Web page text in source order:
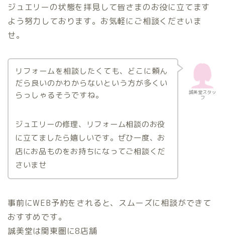
ジュエリーの状態を拝見して皆さまのお役に立てます
よう努力しております。お気軽にご相談くださいま
せ。
誠美堂スタッ
フ
リフォームを相談したくても、どこに頼ん
だら良いのかわからないという方が多くい
らっしゃるそうですね。
ジュエリーの修理、リフォーム相談のお役
に立てましたら嬉しいです。ぜひ一度、お
店にお品ものをお持ちになってご相談くだ
さいませ
事前にWEB予約をされると、スムーズに相談ができて
おすすめです。
誠美堂は関東圏に8店舗